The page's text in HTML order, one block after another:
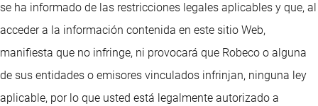
se ha informado de las restricciones legales aplicables y que, al
acceder a la información contenida en este sitio Web,
manifiesta que no infringe, ni provocará que Robeco o alguna
de sus entidades o emisores vinculados infrinjan, ninguna ley
aplicable, por lo que usted está legalmente autorizado a